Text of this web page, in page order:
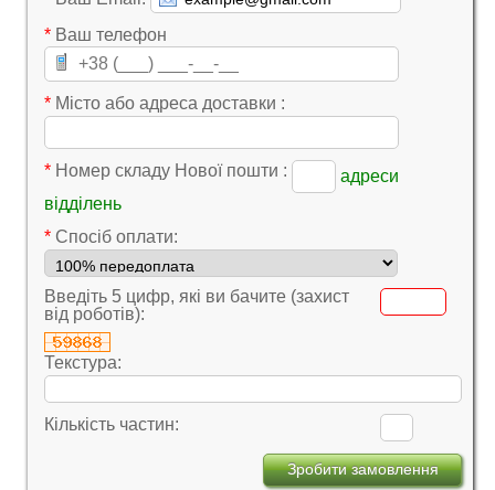
* Ваш телефон
* Місто або адреса доставки :
* Номер складу Нової пошти :
адреси
відділень
* Cпосіб оплати:
Введіть 5 цифр, які ви бачите (захист
від роботів):
Текстура:
Кількість частин: